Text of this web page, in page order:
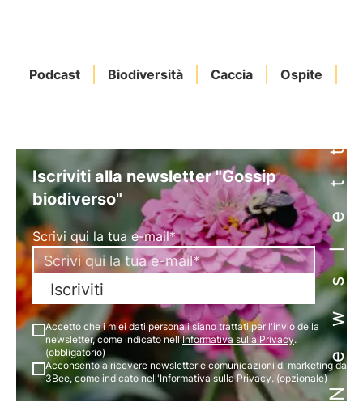
Podcast Biodiversità Caccia Ospite Newsletter
Iscriviti alla newsletter "Gossip
biodiverso"
Scrivi qui la tua e-mail*
Iscriviti
Accetto che i miei dati personali siano trattati per l'invio della
newsletter, come indicato nell'Informativa sulla Privacy.
(obbligatorio)
Acconsento a ricevere newsletter e comunicazioni di marketing da
3Bee, come indicato nell'Informativa sulla Privacy. (opzionale)